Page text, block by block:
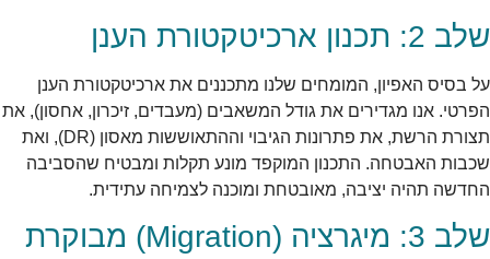
שלב 2: תכנון ארכיטקטורת הענן
על בסיס האפיון, המומחים שלנו מתכננים את ארכיטקטורת הענן
הפרטי. אנו מגדירים את גודל המשאבים (מעבדים, זיכרון, אחסון), את
תצורת הרשת, את פתרונות הגיבוי וההתאוששות מאסון (DR), ואת
שכבות האבטחה. התכנון המוקפד מונע תקלות ומבטיח שהסביבה
החדשה תהיה יציבה, מאובטחת ומוכנה לצמיחה עתידית.
שלב 3: מיגרציה (Migration) מבוקרת